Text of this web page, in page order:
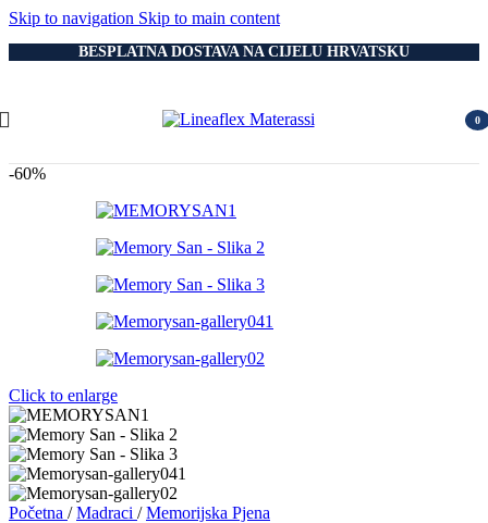
Skip to navigation Skip to main content
BESPLATNA DOSTAVA NA CIJELU HRVATSKU
0
-60%
Click to enlarge
Početna / Madraci / Memorijska Pjena